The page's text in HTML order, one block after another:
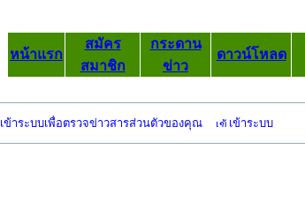
หน้าแรก
สมัคร
สมาชิก
กระดาน
ข่าว
ดาวน์โหลด
เข้าระบบเพื่อตรวจข่าวสารส่วนตัวของคุณ เข้าระบบ